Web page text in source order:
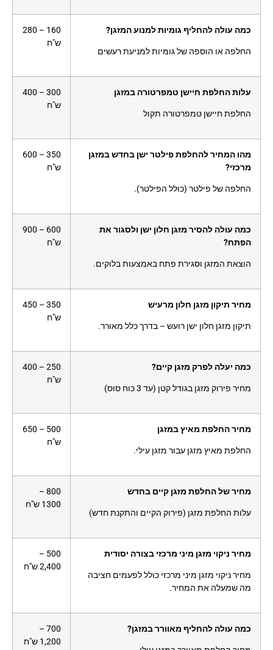
כמה עולה להחליף גומיות למנוע המזגן?
החלפה או הוספה של גומיות למניעת רעשים
160 – 280
ש"ח
עלות החלפת חיישן טמפרטורה במזגן
החלפת חיישן טמפרטורה תקול
300 – 400
ש"ח
מהו המחיר להחלפת פילטר ישן בחדש במזגן
מרכזי?
החלפה של פילטר (כולל הפילטר).
350 – 600
ש"ח
כמה עולה להסיר מזגן חלון ישן ולסגור את
הפתח?
הוצאת המזגן וסגירת פתח באמצעות בלוקים.
600 – 900
ש"ח
מחיר תיקון מזגן חלון מרעיש
תיקון מזגן חלון ישן רועש – בדרך כלל מאורר.
350 – 450
ש"ח
כמה יעלה לפרק מזגן קיים?
מחיר פירוק מזגן בגודל קטן (עד 3 כוח סוס)
250 – 400
ש"ח
מחיר החלפת מאיץ במזגן
החלפת מאיץ מזגן עבור מזגן עילי.
500 – 650
ש"ח
מחיר של החלפת מזגן קיים בחדש
עלות החלפת מזגן (פירוק הקיים והתקנת חדש)
800 –
1300 ש"ח
מחיר ניקוי מזגן מיני מרכזי בצורה יסודית
מחיר ניקוי מזגן מיני מרכזי כולל לפעמים חציבה
מה שמעלה את המחיר.
500 –
2,400 ש"ח
כמה עולה להחליף מאוורר במזגן?
700 –
1,200 ש"ח